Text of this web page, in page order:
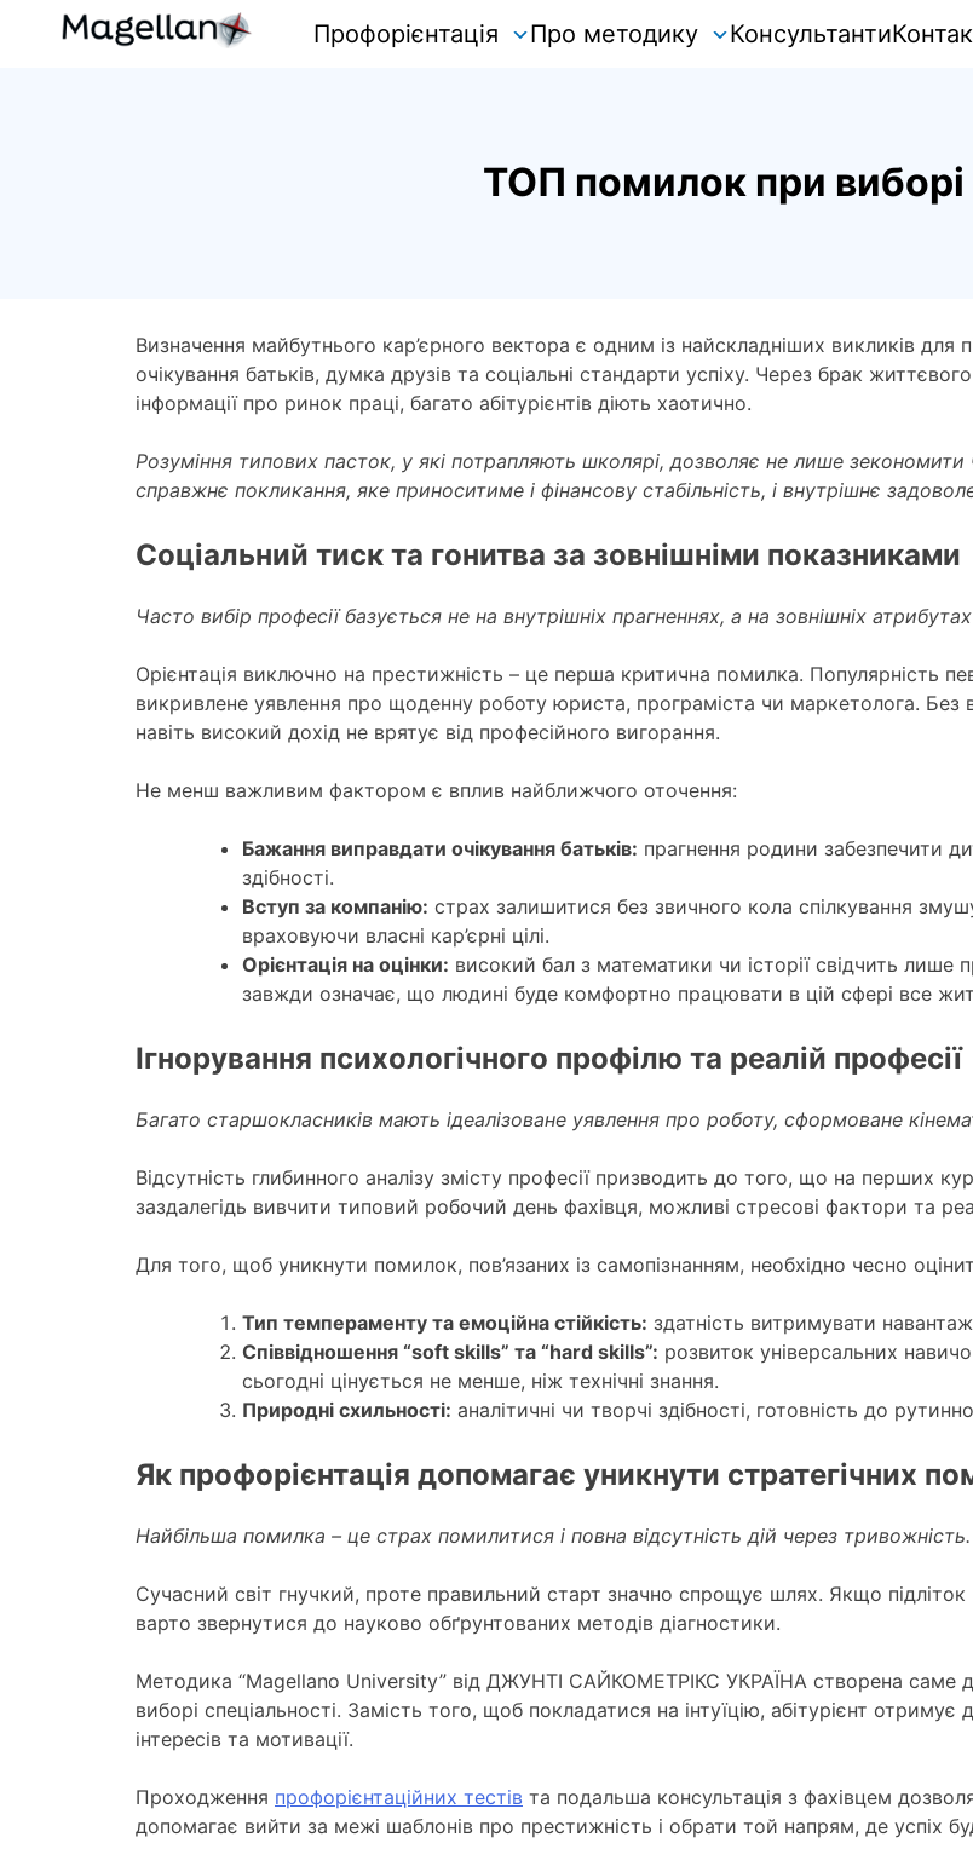
Профорієнтація Про методику Консультанти
ТОП помилок при виборі
Визначення майбутнього кар’єрного вектора є одним із найскладніших викликів для
очікування батьків, думка друзів та соціальні стандарти успіху. Через брак
інформації про ринок праці, багато абітурієнтів діють хаотично.
Розуміння типових пасток, у які потрапляють школярі, дозволяє не лише
справжнє покликання, яке приноситиме і фінансову стабільність, і внутрішнє
Соціальний тиск та гонитва за зовнішніми показниками
Часто вибір професії базується не на внутрішніх прагненнях, а на зовнішніх атрибутах
Орієнтація виключно на престижність – це перша критична помилка. Популярність
викривлене уявлення про щоденну роботу юриста, програміста чи маркетолога. Без
навіть високий дохід не врятує від професійного вигорання.
Не менш важливим фактором є вплив найближчого оточення:
Бажання виправдати очікування батьків: прагнення родини забезпечити
здібності.
Вступ за компанію: страх залишитися без звичного кола спілкування
враховуючи власні кар’єрні цілі.
Орієнтація на оцінки: високий бал з математики чи історії свідчить лише
завжди означає, що людині буде комфортно працювати в цій сфері все
Ігнорування психологічного профілю та реалій професії
Багато старшокласників мають ідеалізоване уявлення про роботу, сформоване
Відсутність глибинного аналізу змісту професії призводить до того, що на перших
заздалегідь вивчити типовий робочий день фахівця, можливі стресові фактори та
Для того, щоб уникнути помилок, пов’язаних із самопізнанням, необхідно чесно
Тип темпераменту та емоційна стійкість: здатність витримувати
Співвідношення “soft skills” та “hard skills”: розвиток універсальних
сьогодні цінується не менше, ніж технічні знання.
Природні схильності: аналітичні чи творчі здібності, готовність до
Як профорієнтація допомагає уникнути стратегічних
Найбільша помилка – це страх помилитися і повна відсутність дій через тривожність.
Сучасний світ гнучкий, проте правильний старт значно спрощує шлях. Якщо
варто звернутися до науково обґрунтованих методів діагностики.
Методика “Magellano University” від ДЖУНТІ САЙКОМЕТРІКС УКРАЇНА створена саме
виборі спеціальності. Замість того, щоб покладатися на інтуїцію, абітурієнт отримує
інтересів та мотивації.
Проходження профорієнтаційних тестів та подальша консультація з фахівцем
допомагає вийти за межі шаблонів про престижність і обрати той напрям, де успіх